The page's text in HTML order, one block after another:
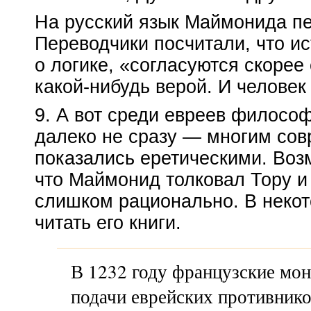
На русский язык Маймонида
Переводчики посчитали, что
о логике, «согласуются
какой-нибудь верой. И
9. А вот среди евреев
далеко не сразу — многим
показались еретическими.
что Маймонид толковал Тору
слишком рационально. В
читать его книги.
В 1232 году французские
подачи еврейских